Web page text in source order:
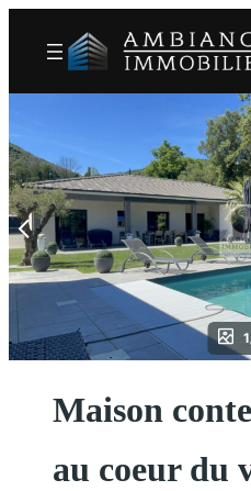
contenu
Maison
au coeur du